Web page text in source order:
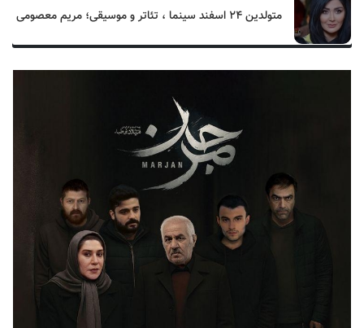
متولدین ۲۴ اسفند سینما ، تئاتر و موسیقی؛ مریم معصومی